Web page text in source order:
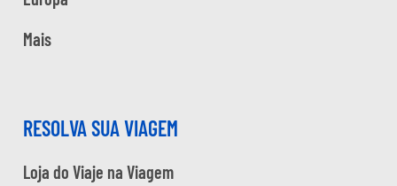
Mais
RESOLVA SUA VIAGEM
Loja do Viaje na Viagem